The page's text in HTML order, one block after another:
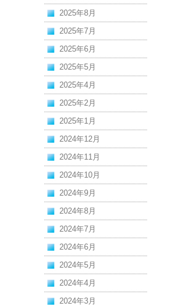
2025年8月
2025年7月
2025年6月
2025年5月
2025年4月
2025年2月
2025年1月
2024年12月
2024年11月
2024年10月
2024年9月
2024年8月
2024年7月
2024年6月
2024年5月
2024年4月
2024年3月